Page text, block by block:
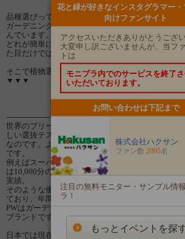
品種選びって難しいですよね。
ガーデニングを始めようと思って、お店に行くと
んでいます。
どれが簡単に栽培できるのか、何を参考に選んだ
た目だけでは分かりませんよね？
そこで植物選びの目印となるのがこのマーク
▼▼▼
------------------------------ PWロゴは
世界のブリーダーにより改良を重ねた植物が、世
しい選抜テストにかけされ、クリアした品種だけ
なのです。よく育ち、病気に強く、栽培に手間が
です。
例えばスーパーチュニアの場合、PWロゴがつい
は10,000分の１以下。途方もなく厳しい試験がさ
実績。
そのような優れた性質がビギナーからプロガーデ
ており、年間約１億7000万株が世界中で植えられ
PWはガーデナーの皆様に「驚きと感動」をお届
ブランドです。
日本では現在150以上のPW品種が販売されていま
花と緑が好きなインスタグラマー
向けファンサイト
アクセスいただきありがとうござい
大変申し訳ございませんが、当フ
トは
モニプラ内でのサービスを終了
いただいております。
お問い合わせは下記まで
株式会社ハクサン
ファン数 2095名
注目の無料モニター・サンプル情
ラ！
もっとイベントを探